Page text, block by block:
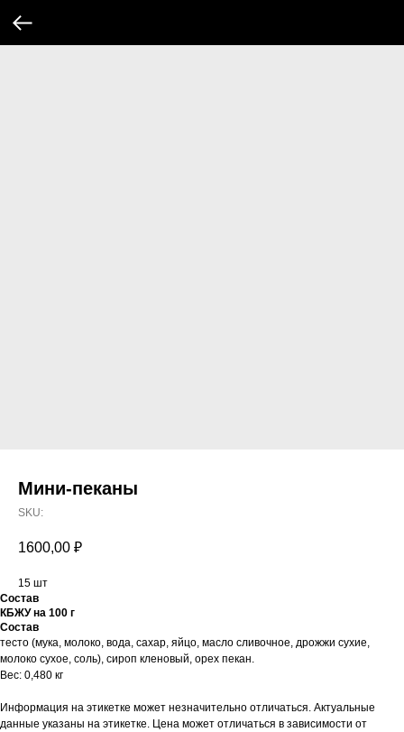
Мини-пеканы
SKU:
1600,00 ₽
15 шт
Состав
КБЖУ на 100 г
Состав
тесто (мука, молоко, вода, сахар, яйцо, масло сливочное, дрожжи сухие,
молоко сухое, соль), сироп кленовый, орех пекан.
Вес: 0,480 кг
Информация на этикетке может незначительно отличаться. Актуальные
данные указаны на этикетке. Цена может отличаться в зависимости от